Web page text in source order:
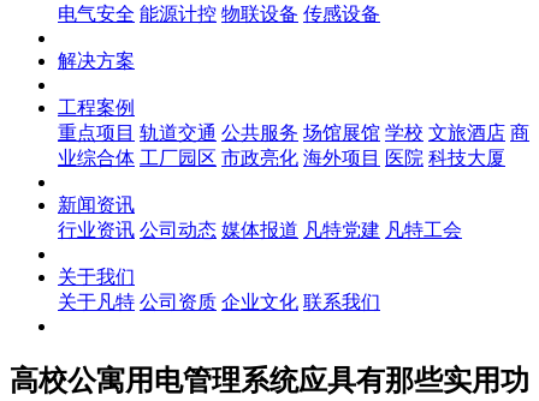
电气安全 能源计控 物联设备 传感设备
解决方案
工程案例
重点项目 轨道交通 公共服务 场馆展馆 学校 文旅酒店 商
业综合体 工厂园区 市政亮化 海外项目 医院 科技大厦
新闻资讯
行业资讯 公司动态 媒体报道 凡特党建 凡特工会
关于我们
关于凡特 公司资质 企业文化 联系我们
高校公寓用电管理系统应具有那些实用功